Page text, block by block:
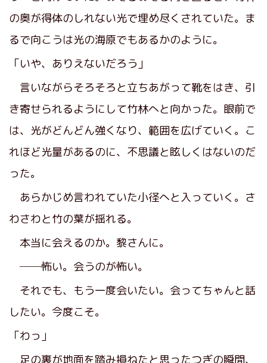
の奥が得体のしれない光で埋め尽くされていた。ま
るで向こうは光の海原でもあるかのように。
「いや、ありえないだろう」
言いながらそろそろと立ちあがって靴をはき、引
き寄せられるようにして竹林へと向かった。眼前で
は、光がどんどん強くなり、範囲を広げていく。こ
れほど光量があるのに、不思議と眩しくはないのだ
った。
あらかじめ言われていた小径へと入っていく。さ
わさわと竹の葉が揺れる。
本当に会えるのか。黎さんに。
──怖い。会うのが怖い。
それでも、もう一度会いたい。会ってちゃんと話
したい。今度こそ。
「わっ」
足の裏が地面を踏み損ねたと思ったつぎの瞬間、